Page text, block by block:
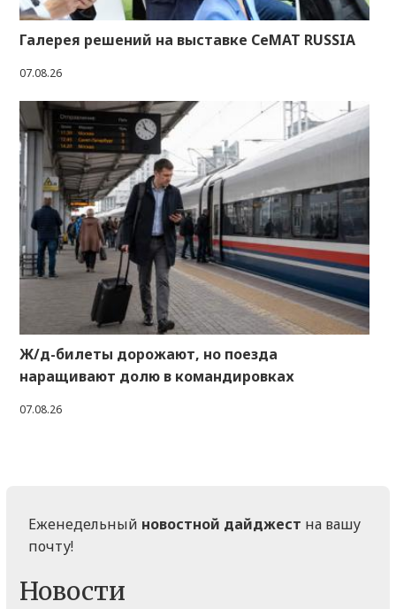
Галерея решений на выставке CeMAT RUSSIA
07.08.26
Ж/д-билеты дорожают, но поезда
наращивают долю в командировках
07.08.26
Еженедельный новостной дайджест на вашу
почту!
Новости